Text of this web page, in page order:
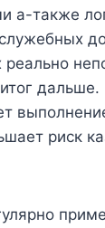
а-также
риск